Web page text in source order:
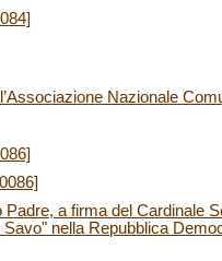
Nazionale
Padre, a firma del Cardinale
nella Repubblica